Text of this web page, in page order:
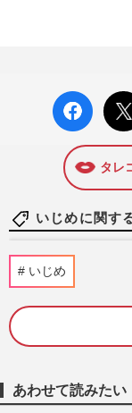
facebo
ok い
X
ト
タレ
いじめに関す
いじめ
あわせて読みたい